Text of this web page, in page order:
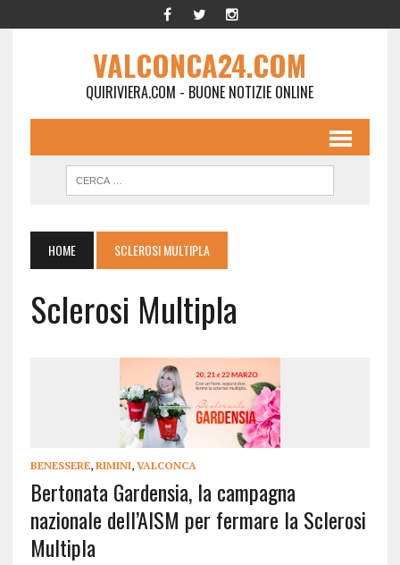
VALCONCA24.COM
QUIRIVIERA.COM - BUONE NOTIZIE ONLINE
HOME SCLEROSI MULTIPLA
Sclerosi Multipla
BENESSERE, RIMINI, VALCONCA
Bertonata Gardensia, la campagna
nazionale dell’AISM per fermare la Sclerosi
Multipla